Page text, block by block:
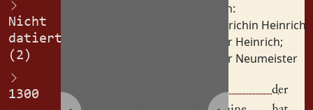
Nicht
datiert
(2)
1300
Personen:
Heinrichin Heinrich;
Peter Heinrich;
Peter Neumeister
Pet(er) der